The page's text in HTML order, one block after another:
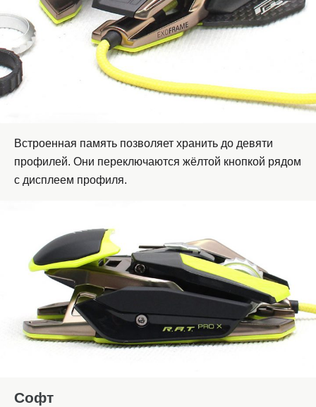
Встроенная память позволяет хранить до девяти
профилей. Они переключаются жёлтой кнопкой рядом
с дисплеем профиля.
Софт